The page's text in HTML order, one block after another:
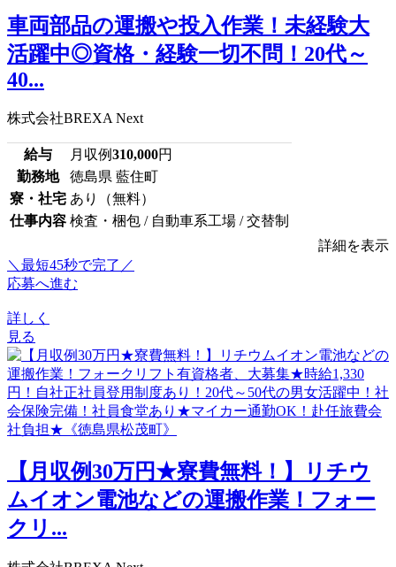
車両部品の運搬や投入作業！未経験大
活躍中◎資格・経験一切不問！20代～
40...
株式会社BREXA Next
給与 月収例310,000円
勤務地
徳島県 藍住町
寮・社宅 あり（無料）
仕事内容 検査・梱包 / 自動車系工場 / 交替制
詳細を表示
＼最短45秒で完了／
応募へ進む
詳しく
見る
【月収例30万円★寮費無料！】リチウ
ムイオン電池などの運搬作業！フォー
クリ...